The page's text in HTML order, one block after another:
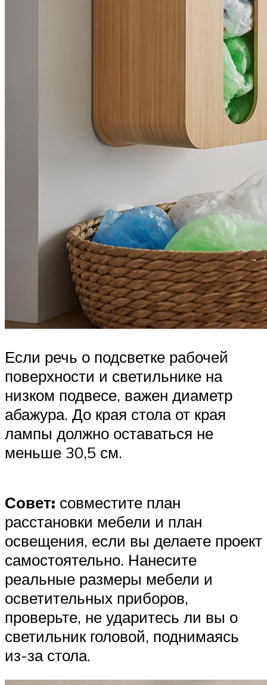
Если речь о подсветке рабочей
поверхности и светильнике на
низком подвесе, важен диаметр
абажура. До края стола от края
лампы должно оставаться не
меньше 30,5 см.
Совет: совместите план
расстановки мебели и план
освещения, если вы делаете проект
самостоятельно. Нанесите
реальные размеры мебели и
осветительных приборов,
проверьте, не ударитесь ли вы о
светильник головой, поднимаясь
из-за стола.